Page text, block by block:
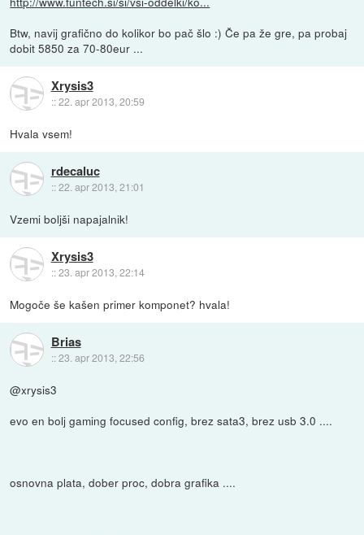
Btw, navij grafično do kolikor bo pač šlo :) Če pa že gre, pa probaj
dobit 5850 za 70-80eur ...
Xrysis3
::22. apr 2013, 20:59
Hvala vsem!
rdecaluc
::22. apr 2013, 21:01
Vzemi boljši napajalnik!
Xrysis3
::23. apr 2013, 22:14
Mogoče še kašen primer komponet? hvala!
Brias
::23. apr 2013, 22:56
@xrysis3
evo en bolj gaming focused config, brez sata3, brez usb 3.0 ....
osnovna plata, dober proc, dobra grafika ....